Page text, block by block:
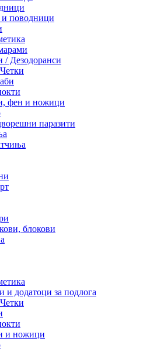
поводници
Дезодоранси
фен и ножици
паразити
блокови
и додатоци за подлога
и ножици